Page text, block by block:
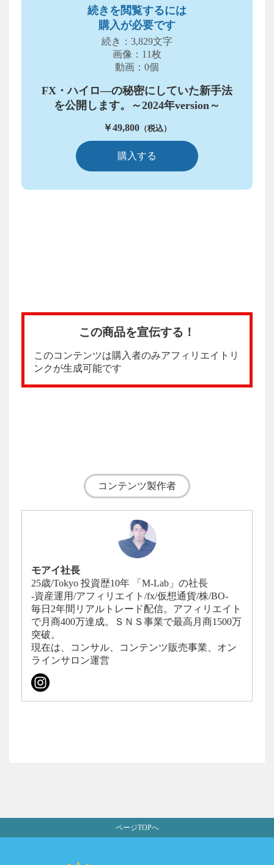
続きを閲覧するには
購入が必要です
続き：3,829文字
画像：11枚
動画：0個
FX・ハイロ―の秘密にしていた新手法
を公開します。～2024年version～
￥49,800 （税込）
購入する
この商品を宣伝する！
このコンテンツは購入者のみアフィリエイトリ
ンクが生成可能です
モアイ社長
25歳/Tokyo 投資歴10年 「M-Lab」の社長
-資産運用/アフィリエイト/fx/仮想通貨/株/BO-
毎日2年間リアルトレード配信。アフィリエイト
で月商400万達成。ＳＮＳ事業で最高月商1500万
突破。
現在は、コンサル、コンテンツ販売事業、オン
ラインサロン運営
ページTOPへ